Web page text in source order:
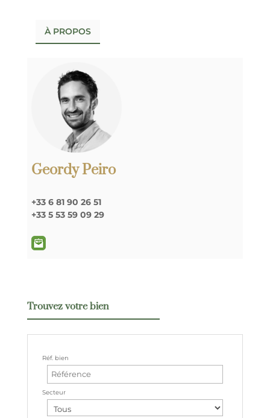
À PROPOS
Geordy Peiro
+33 6 81 90 26 51
+33 5 53 59 09 29
Trouvez votre bien
Réf. bien
Secteur